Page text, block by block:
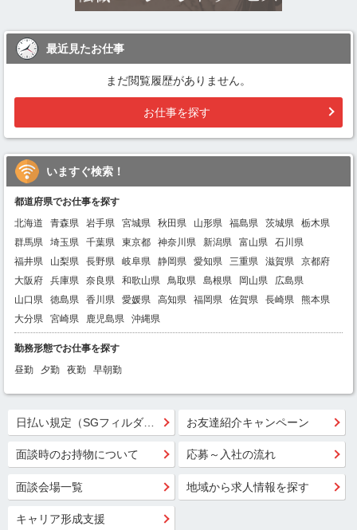
最近見たお仕事
まだ閲覧履歴がありません。
お仕事を探す
いますぐ検索！
都道府県でお仕事を探す
北海道
青森県 岩手県 宮城県 秋田県 山形県 福島県 茨城県
栃木県
群馬県
埼玉県 千葉県 東京都 神奈川県 新潟県 富山県
石川県
福井県
山梨県 長野県 岐阜県 静岡県 愛知県 三重県 滋賀県
京都府
大阪府
兵庫県 奈良県 和歌山県 鳥取県 島根県 岡山県
広島県
山口県
徳島県 香川県 愛媛県 高知県 福岡県 佐賀県 長崎県
熊本県
大分県
宮崎県 鹿児島県 沖縄県
勤務形態でお仕事を探す
昼勤
夕勤 夜勤 早朝勤
お友達紹介キャンペーン
面談時のお持物について 応募～入社の流れ
面談会場一覧 地域から求人情報を探す
キャリア形成支援